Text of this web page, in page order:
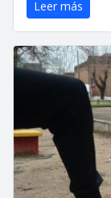
Leer más